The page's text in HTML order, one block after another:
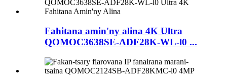
Fahitana amin'ny alina 4K Ultra
QOMOC3638SE-ADF28K-WL-l0 ​​...